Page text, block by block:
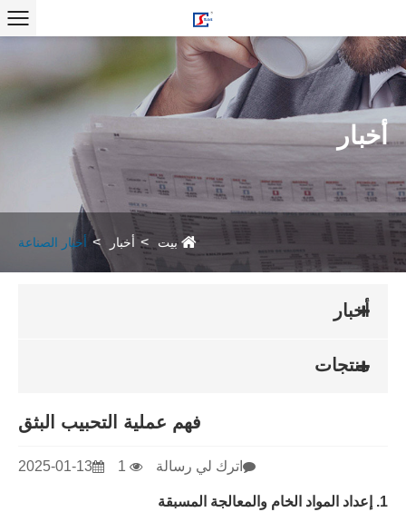
أخبار
بيت أخبار أخبار الصناعة
أخبار
منتجات
فهم عملية التحبيب البثق
2025-01-13 اترك لي رسالة
1. إعداد المواد الخام والمعالجة المسبقة